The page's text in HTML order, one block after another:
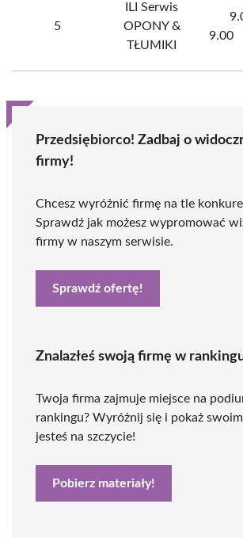
5
ILI Serwis
OPONY &
TŁUMIKI
9.00
Przedsiębiorco! Zadbaj o
firmy!
Chcesz wyróżnić firmę na tle
Sprawdź jak możesz wypromować
firmy w naszym serwisie.
Sprawdź ofertę!
Znalazłeś swoją firmę w
Twoja firma zajmuje miejsce na
rankingu? Wyróżnij się i pokaż
jesteś na szczycie!
Pobierz materiały!